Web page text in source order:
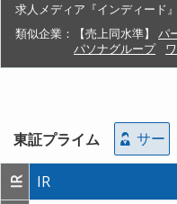
求人メディア『インディード』
類似企業：
【売上同水準】
パ
パソナグループ
東証プライム サー
IR IR